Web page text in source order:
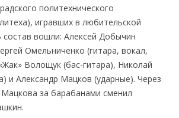
политехнического
игравших в любительской
состав вошли: Алексей Добычин
Омельниченко (гитара, вокал,
Волощук (бас-гитара), Николай
и Александр Мацков (ударные). Через
за барабанами сменил